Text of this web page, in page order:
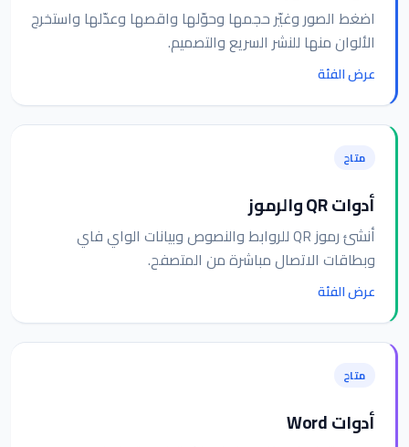
اضغط الصور وغيّر حجمها وحوّلها واقصها وعدّلها واستخرج
الألوان منها للنشر السريع والتصميم.
عرض الفئة
متاح
أدوات QR والرموز
أنشئ رموز QR للروابط والنصوص وبيانات الواي فاي
وبطاقات الاتصال مباشرة من المتصفح.
عرض الفئة
متاح
أدوات Word